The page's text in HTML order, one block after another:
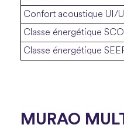
Confort acoustique UI/
Classe énergétique
Classe énergétique
MURAO